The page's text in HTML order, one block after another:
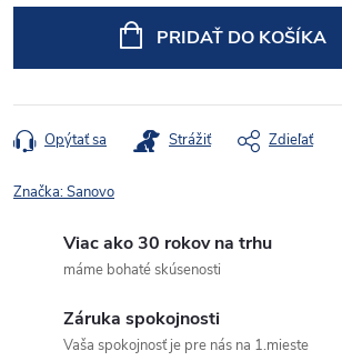
PRIDAŤ DO KOŠÍKA
Opýtať sa Strážiť Zdieľať
Značka:Sanovo
Viac ako 30 rokov na trhu
máme bohaté skúsenosti
Záruka spokojnosti
Vaša spokojnosť je pre nás na 1.mieste